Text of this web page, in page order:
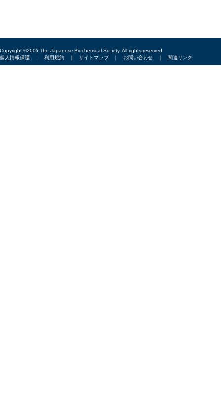
Copyright ©2005 The Japanese Biochemical Society, All rights reserved
個人情報保護 ｜ 利用規約 ｜ サイトマップ｜ お問い合わせ ｜ 関連リンク